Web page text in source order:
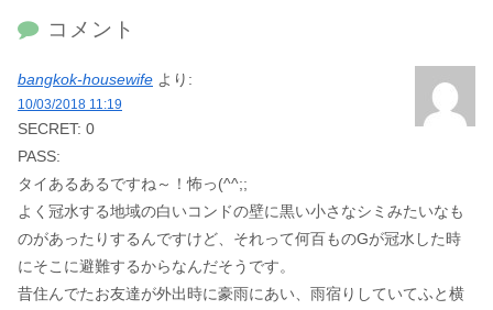
コメント
bangkok-housewife より:
10/03/2018 11:19
SECRET: 0
PASS:
タイあるあるですね～！怖っ(^^;;
よく冠水する地域の白いコンドの壁に黒い小さなシミみたいなも
のがあったりするんですけど、それって何百ものGが冠水した時
にそこに避難するからなんだそうです。
昔住んでたお友達が外出時に豪雨にあい、雨宿りしていてふと横